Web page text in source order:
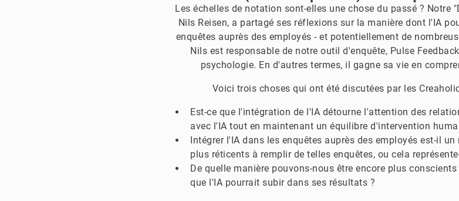
Les échelles de notation sont-elles une chose du passé ? Notre
Nils Reisen, a partagé ses réflexions sur la manière dont l'IA
enquêtes auprès des employés - et potentiellement de
Nils est responsable de notre outil d'enquête, Pulse
psychologie. En d'autres termes, il gagne sa vie en
Voici trois choses qui ont été discutées par les
Est-ce que l'intégration de l'IA détourne l'attention des
avec l'IA tout en maintenant un équilibre d'intervention
Intégrer l'IA dans les enquêtes auprès des employés est-il
plus réticents à remplir de telles enquêtes, ou cela
De quelle manière pouvons-nous être encore plus
que l'IA pourrait subir dans ses résultats ?